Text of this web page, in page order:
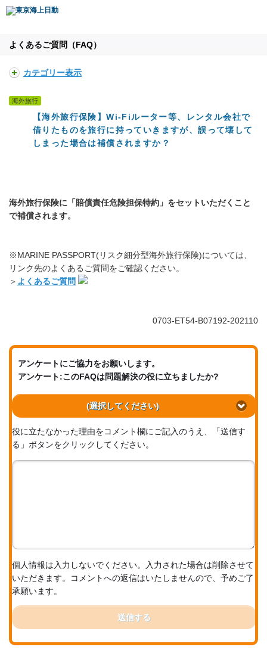
よくあるご質問（FAQ）
カテゴリー表示
海外旅行
【海外旅行保険】Wi-Fiルーター等、レンタル会社で
借りたものを旅行に持っていきますが、誤って壊して
しまった場合は補償されますか？
海外旅行保険に「賠償責任危険担保特約」をセットいただくこと
で補償されます。
※MARINE PASSPORT(リスク細分型海外旅行保険)については、
リンク先のよくあるご質問をご確認ください。
＞ よくあるご質問
0703-ET54-B07192-202110
アンケートにご協力をお願いします。
アンケート:このFAQは問題解決の役に立ちましたか?
(選択してください)
役に立たなかった理由をコメント欄にご記入のうえ、「送信す
る」ボタンをクリックしてください。
個人情報は入力しないでください。入力された場合は削除させて
いただきます。コメントへの返信はいたしませんので、予めご了
承願います。
送信する